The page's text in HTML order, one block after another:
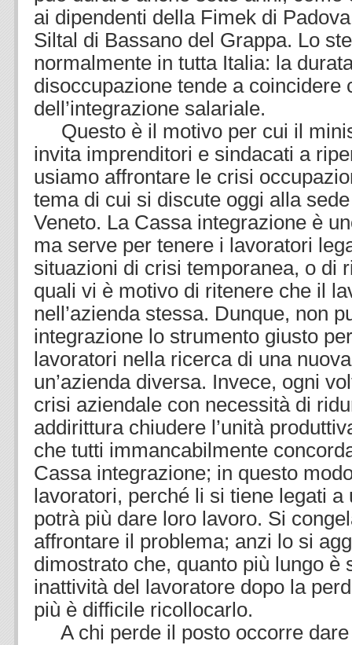
ai dipendenti della Fimek di
Siltal di Bassano del Grappa. Lo
normalmente in tutta Italia: la
disoccupazione tende a coincidere
dell’integrazione salariale.
Questo è il motivo per cui il
invita imprenditori e sindacati a
usiamo affrontare le crisi
tema di cui si discute oggi alla
Veneto. La Cassa integrazione è
ma serve per tenere i lavoratori
situazioni di crisi temporanea, o di
quali vi è motivo di ritenere che il
nell’azienda stessa. Dunque, non
integrazione lo strumento giusto
lavoratori nella ricerca di una
un’azienda diversa. Invece, ogni
crisi aziendale con necessità di
addirittura chiudere l’unità
che tutti immancabilmente
Cassa integrazione; in questo
lavoratori, perché li si tiene legati a
potrà più dare loro lavoro. Si
affrontare il problema; anzi lo si
dimostrato che, quanto più lungo è
inattività del lavoratore dopo la
più è difficile ricollocarlo.
A chi perde il posto occorre dare